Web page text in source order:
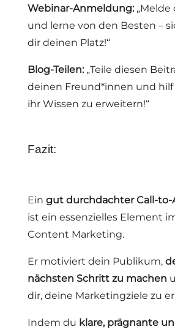
Webinar-Anmeldung:„Melde
und lerne von den Besten –
dir deinen Platz!“
Blog-Teilen:„Teile diesen
deinen Freund*innen und hilf
ihr Wissen zu erweitern!“
Fazit:
Ein gut durchdachter Call-to-
ist ein essenzielles Element
Content Marketing.
Er motiviert dein Publikum,
nächsten Schritt zu machen
dir, deine Marketingziele zu
Indem du klare, prägnante